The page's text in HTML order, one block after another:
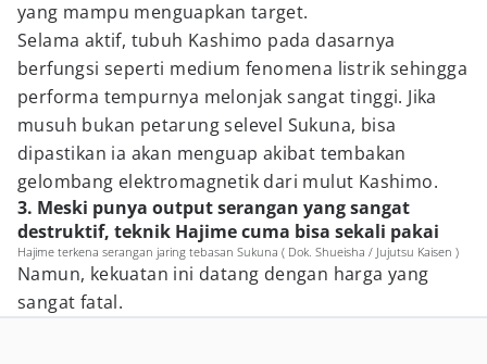
yang mampu menguapkan target.
Selama aktif, tubuh Kashimo pada dasarnya
berfungsi seperti medium fenomena listrik sehingga
performa tempurnya melonjak sangat tinggi. Jika
musuh bukan petarung selevel Sukuna, bisa
dipastikan ia akan menguap akibat tembakan
gelombang elektromagnetik dari mulut Kashimo.
3. Meski punya output serangan yang sangat
destruktif, teknik Hajime cuma bisa sekali pakai
Hajime terkena serangan jaring tebasan Sukuna ( Dok. Shueisha / Jujutsu Kaisen )
Namun, kekuatan ini datang dengan harga yang
sangat fatal.